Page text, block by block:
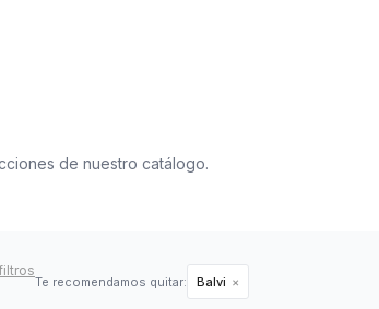
de nuestro catálogo.
Te recomendamos quitar: Balvi